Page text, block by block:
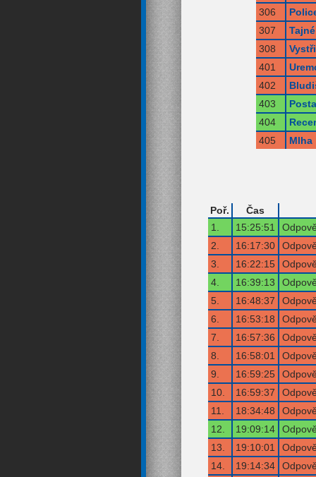
306
307
308
401
402
403
404
405
Mlha
Poř.
Čas
1.
15:25:51
2.
16:17:30
3.
16:22:15
4.
16:39:13
5.
16:48:37
6.
16:53:18
7.
16:57:36
8.
16:58:01
9.
16:59:25
10.
16:59:37
11.
18:34:48
12.
19:09:14
13.
19:10:01
14.
19:14:34